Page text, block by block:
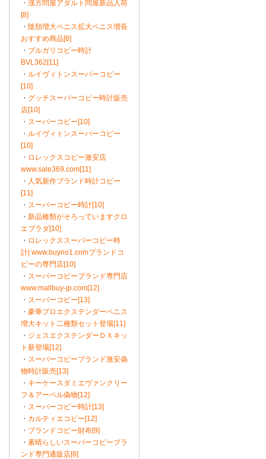
・ 漢方問屋アダルト問屋新品入荷
[8]
・ 陰頚増大ペニス拡大ペニス増長
おすすめ商品[8]
・ ブルガリコピー時計
BVL362[11]
・ ルイヴィトンスーパーコピー
[10]
・ グッチスーパーコピー時計販売
店[10]
・ スーパーコピー[10]
・ ルイヴィトンスーパーコピー
[10]
・ ロレックスコピー激安店
www.sale369.com[11]
・ 人気新作ブランド時計コピー
[11]
・ スーパーコピー時計[10]
・ 新品種類がそろっていますクロ
エブラダ[10]
・ ロレックススーパーコピー時
計| www.buyno1.comブランドコ
ピーの専門店[10]
・ スーパーコピーブランド専門店
www.mallbuy-jp.com[12]
・ スーパーコピー[13]
・ 豪華ブロエクステンダーペニス
増大キット二種類セット登場[11]
・ ジェスエクステンダーＤＸキッ
ト新登場[12]
・ スーパーコピーブランド激安偽
物時計販売[13]
・ キーケースダミエヴァンクリー
フ＆アーペル偽物[12]
・ スーパーコピー時計[13]
・ カルティエコピー[12]
・ ブランドコピー財布[9]
・ 素晴らしいスーパーコピーブラ
ンド専門通販店[8]